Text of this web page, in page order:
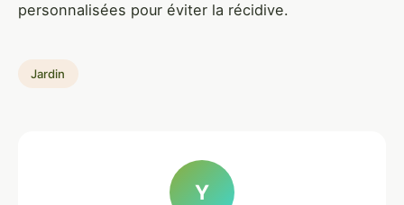
personnalisées pour éviter la récidive.
Jardin
Y